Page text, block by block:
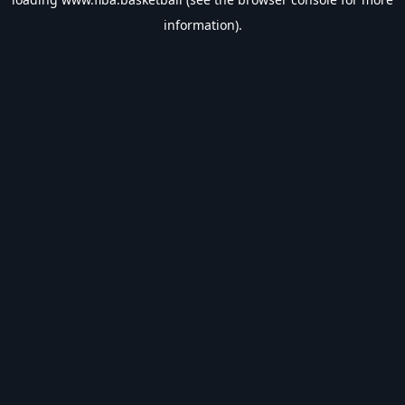
information).